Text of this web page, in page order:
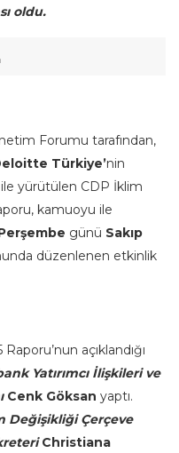
oldu.
Forumu tarafından,
Türkiye’nin
yürütülen CDP İklim
kamuoyu ile
günü Sakıp
düzenlenen etkinlik
açıklandığı
Yatırımcı İlişkileri ve
Cenk Göksan yaptı.
Değişikliği Çerçeve
Christiana